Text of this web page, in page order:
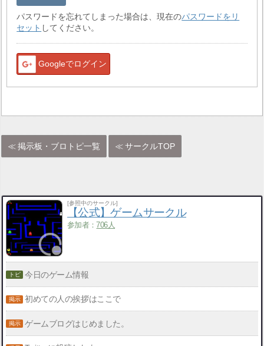
パスワードを忘れてしまった場合は、現在のパスワードをリ
セット してください。
Googleでログイン
掲示板・ブロトピ一覧 サークルTOP
[参照中のサークル]
【公式】ゲームサークル
参加者：706人
今日のゲーム情報
初めての人の挨拶はここで
ゲームブログはじめました。